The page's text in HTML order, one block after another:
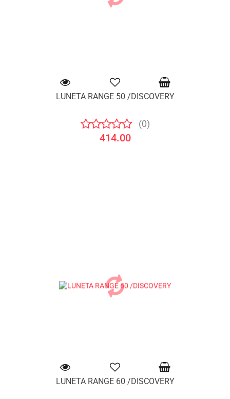
LUNETA RANGE 50 /DISCOVERY
(0)
414.00
LUNETA RANGE 60 /DISCOVERY